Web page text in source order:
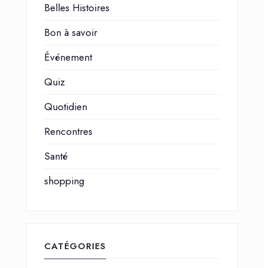
Belles Histoires
Bon à savoir
Événement
Quiz
Quotidien
Rencontres
Santé
shopping
CATÉGORIES